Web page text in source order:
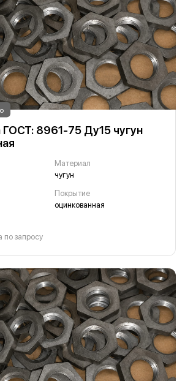
ГОСТ: 8961-75 Ду15 чугун
Материал
чугун
Покрытие
оцинкованная
по запросу